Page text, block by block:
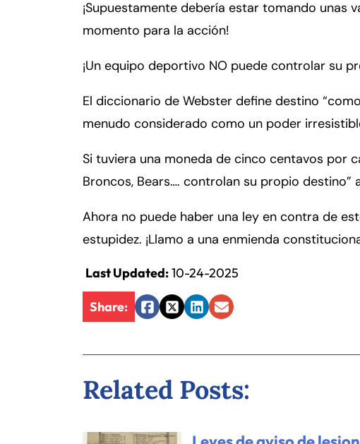
g
a
o
e
er
n
al
ur
y
e
C
o
n
ec
ti
cu
¡Supuestamente debería estar tomando unas
momento para la acción!
¡Un equipo deportivo NO puede controlar su
El diccionario de Webster define destino
menudo considerado como un poder
Si tuviera una moneda de cinco centavos por
Broncos, Bears…. controlan su propio destino”
Ahora no puede haber una ley en contra de
estupidez. ¡Llamo a una enmienda
Last Updated:10-24-2025
Share:
Facebook
TwitterLinkedIn
Email
Related Posts: